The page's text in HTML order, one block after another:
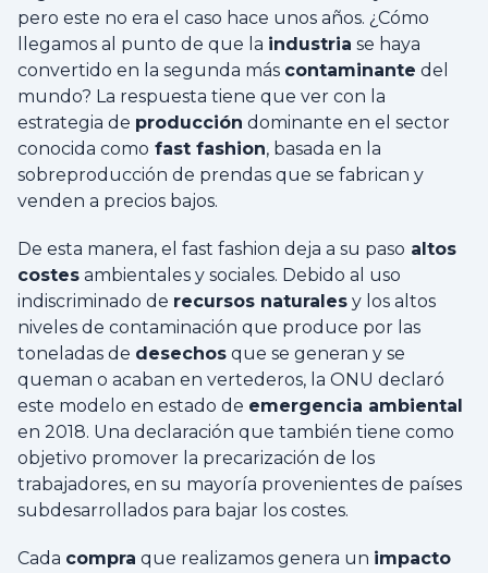
pero este no era el caso hace unos años. ¿Cómo
llegamos al punto de que la industria se haya
convertido en la segunda más contaminante del
mundo? La respuesta tiene que ver con la
estrategia de producción dominante en el sector
conocida como fast fashion, basada en la
sobreproducción de prendas que se fabrican y
venden a precios bajos.
De esta manera, el fast fashion deja a su paso altos
costes ambientales y sociales. Debido al uso
indiscriminado de recursos naturales y los altos
niveles de contaminación que produce por las
toneladas de desechos que se generan y se
queman o acaban en vertederos, la ONU declaró
este modelo en estado de emergencia ambiental
en 2018. Una declaración que también tiene como
objetivo promover la precarización de los
trabajadores, en su mayoría provenientes de países
subdesarrollados para bajar los costes.
Cada compra que realizamos genera un impacto